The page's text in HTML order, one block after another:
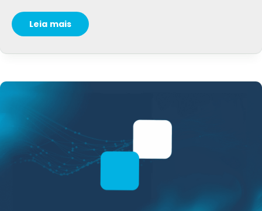
Leia mais